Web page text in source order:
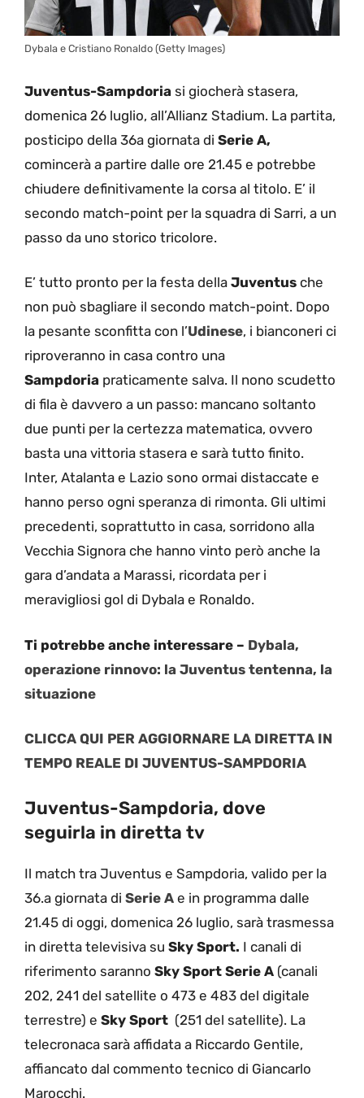
Dybala e Cristiano Ronaldo (Getty Images)
Juventus-Sampdoria si giocherà stasera,
domenica 26 luglio, all’Allianz Stadium. La partita,
posticipo della 36a giornata di Serie A,
comincerà a partire dalle ore 21.45 e potrebbe
chiudere definitivamente la corsa al titolo. E’ il
secondo match-point per la squadra di Sarri, a un
passo da uno storico tricolore.
E’ tutto pronto per la festa della Juventus che
non può sbagliare il secondo match-point. Dopo
la pesante sconfitta con l’Udinese, i bianconeri ci
riproveranno in casa contro una
Sampdoria praticamente salva. Il nono scudetto
di fila è davvero a un passo: mancano soltanto
due punti per la certezza matematica, ovvero
basta una vittoria stasera e sarà tutto finito.
Inter, Atalanta e Lazio sono ormai distaccate e
hanno perso ogni speranza di rimonta. Gli ultimi
precedenti, soprattutto in casa, sorridono alla
Vecchia Signora che hanno vinto però anche la
gara d’andata a Marassi, ricordata per i
meravigliosi gol di Dybala e Ronaldo.
Ti potrebbe anche interessare – Dybala,
operazione rinnovo: la Juventus tentenna, la
situazione
CLICCA QUI PER AGGIORNARE LA DIRETTA IN
TEMPO REALE DI JUVENTUS-SAMPDORIA
Juventus-Sampdoria, dove
seguirla in diretta tv
Il match tra Juventus e Sampdoria, valido per la
36.a giornata di Serie A e in programma dalle
21.45 di oggi, domenica 26 luglio, sarà trasmessa
in diretta televisiva su Sky Sport. I canali di
riferimento saranno Sky Sport Serie A (canali
202, 241 del satellite o 473 e 483 del digitale
terrestre) e Sky Sport (251 del satellite). La
telecronaca sarà affidata a Riccardo Gentile,
affiancato dal commento tecnico di Giancarlo
Marocchi.